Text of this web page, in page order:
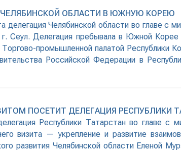
ОБЛАСТИ В ЮЖНУЮ КОРЕЮ
Челябинской области во главе с
Сеул. Делегация пребывала в Южной
промышленной палатой Республики
Российской Федерации в
ПОСЕТИТ ДЕЛЕГАЦИЯ РЕСПУБЛИКИ
Республики Татарстан во главе с
визита — укрепление и развитие
развития Челябинской области Еленой